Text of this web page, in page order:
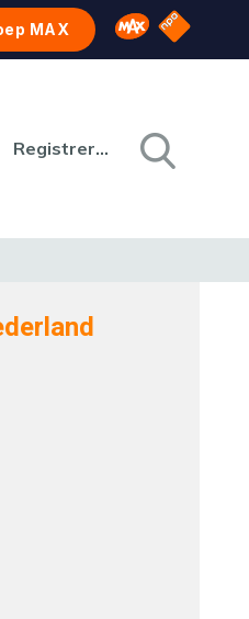
MAX Omroep MAX
NPO
Registreren